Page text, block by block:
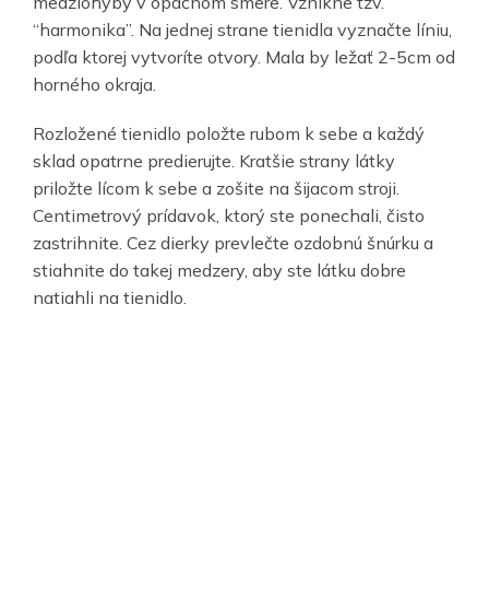
“harmonika”. Na jednej strane tienidla vyznačte líniu,
podľa ktorej vytvoríte otvory. Mala by ležať 2-5cm od
horného okraja.
Rozložené tienidlo položte rubom k sebe a každý
sklad opatrne predierujte. Kratšie strany látky
priložte lícom k sebe a zošite na šijacom stroji.
Centimetrový prídavok, ktorý ste ponechali, čisto
zastrihnite. Cez dierky prevlečte ozdobnú šnúrku a
stiahnite do takej medzery, aby ste látku dobre
natiahli na tienidlo.